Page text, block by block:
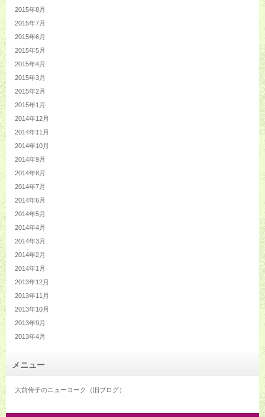
2015年8月
2015年7月
2015年6月
2015年5月
2015年4月
2015年3月
2015年2月
2015年1月
2014年12月
2014年11月
2014年10月
2014年9月
2014年8月
2014年7月
2014年6月
2014年5月
2014年4月
2014年3月
2014年2月
2014年1月
2013年12月
2013年11月
2013年10月
2013年9月
2013年4月
メニュー
大前伶子のニューヨーク（旧ブログ）